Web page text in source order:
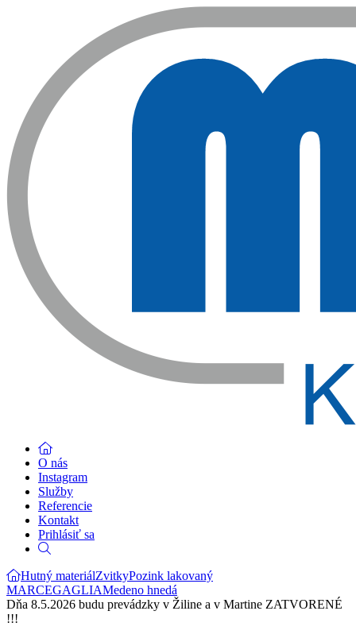
O nás
Instagram
Služby
Referencie
Kontakt
Prihlásiť sa
Hutný materiálZvitkyPozink lakovaný
MARCEGAGLIAMedeno hnedá
Dňa 8.5.2026 budu prevádzky v Žiline a v Martine ZATVORENÉ
!!!